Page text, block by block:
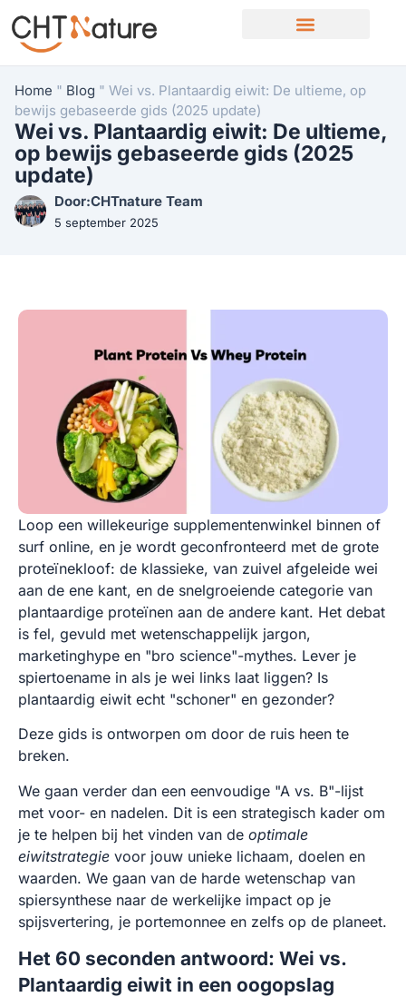
Home " Blog " Wei vs. Plantaardig eiwit: De ultieme, op
bewijs gebaseerde gids (2025 update)
Wei vs. Plantaardig eiwit: De ultieme,
op bewijs gebaseerde gids (2025
update)
Door:CHTnature Team
5 september 2025
Loop een willekeurige supplementenwinkel binnen of
surf online, en je wordt geconfronteerd met de grote
proteïnekloof: de klassieke, van zuivel afgeleide wei
aan de ene kant, en de snelgroeiende categorie van
plantaardige proteïnen aan de andere kant. Het debat
is fel, gevuld met wetenschappelijk jargon,
marketinghype en "bro science"-mythes. Lever je
spiertoename in als je wei links laat liggen? Is
plantaardig eiwit echt "schoner" en gezonder?
Deze gids is ontworpen om door de ruis heen te
breken.
We gaan verder dan een eenvoudige "A vs. B"-lijst
met voor- en nadelen. Dit is een strategisch kader om
je te helpen bij het vinden van de optimale
eiwitstrategie voor jouw unieke lichaam, doelen en
waarden. We gaan van de harde wetenschap van
spiersynthese naar de werkelijke impact op je
spijsvertering, je portemonnee en zelfs op de planeet.
Het 60 seconden antwoord: Wei vs.
Plantaardig eiwit in een oogopslag